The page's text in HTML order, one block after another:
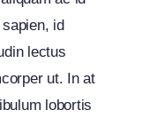
id
lectus
ut. In at
lobortis